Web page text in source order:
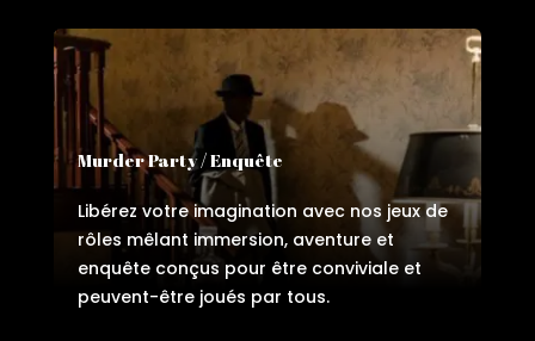
Murder Party / Enquête
Libérez votre imagination avec nos jeux de
rôles mêlant immersion, aventure et
enquête conçus pour être conviviale et
peuvent-être joués par tous.